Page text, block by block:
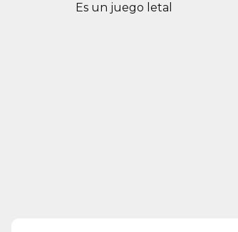
Es un juego letal